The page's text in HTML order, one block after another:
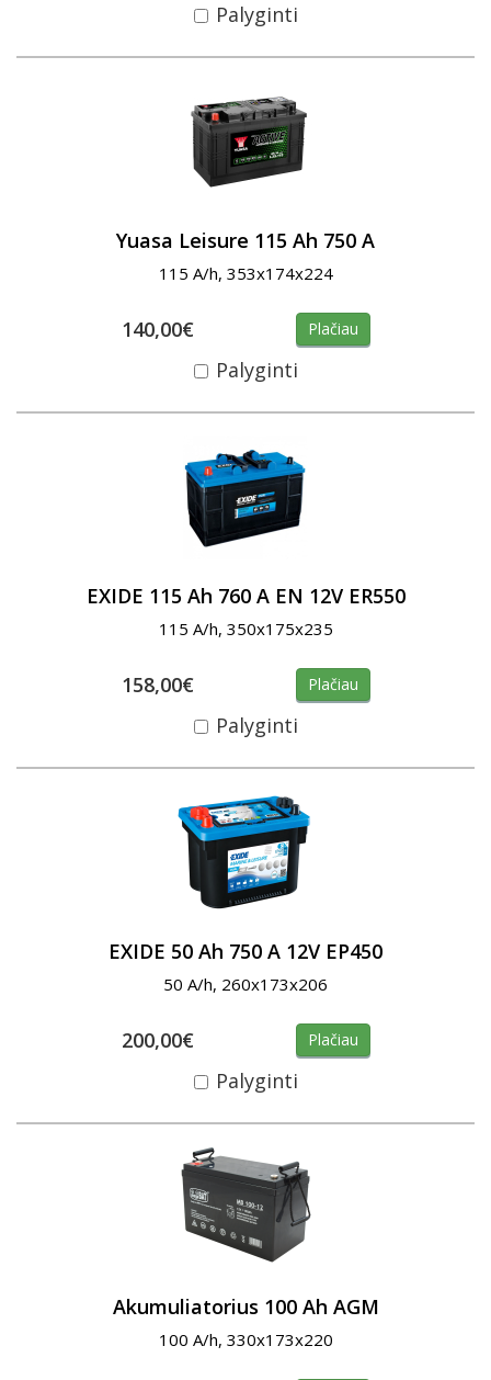
Palyginti
Yuasa Leisure 115 Ah 750 A
115 A/h, 353x174x224
140,00€ Plačiau
Palyginti
EXIDE 115 Ah 760 A EN 12V ER550
115 A/h, 350x175x235
158,00€ Plačiau
Palyginti
EXIDE 50 Ah 750 A 12V EP450
50 A/h, 260x173x206
200,00€ Plačiau
Palyginti
Akumuliatorius 100 Ah AGM
100 A/h, 330x173x220